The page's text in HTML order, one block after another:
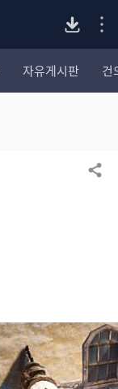
드
자유게시판 건
공유하기